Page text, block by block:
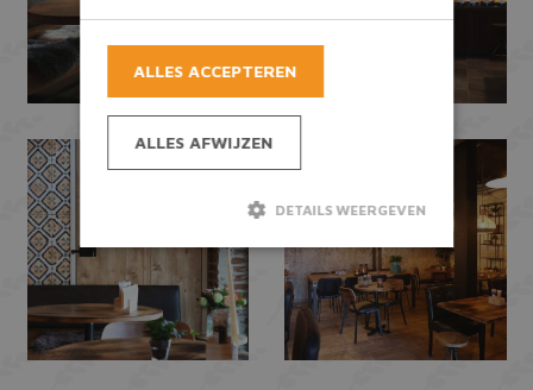
ALLES ACCEPTEREN
ALLES AFWIJZEN
DETAILS WEERGEVEN
Strikt noodzakelijk Prestatie
Targeting Functioneel
Strikt noodzakelijke cookies maken de